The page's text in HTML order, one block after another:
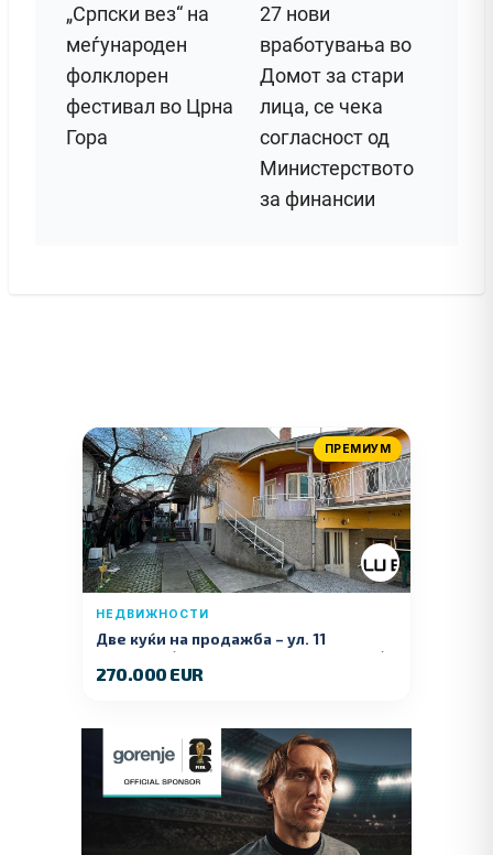
„Српски вез“ на
меѓународен
фолклорен
фестивал во Црна
Гора
27 нови
вработувања во
Домот за стари
лица, се чека
согласност од
Министерството
за финансии
ПРЕМИУМ
НЕДВИЖНОСТИ
Две куќи на продажба – ул. 11
Ноември (Наспроти Селман Туризам)
270.000 EUR